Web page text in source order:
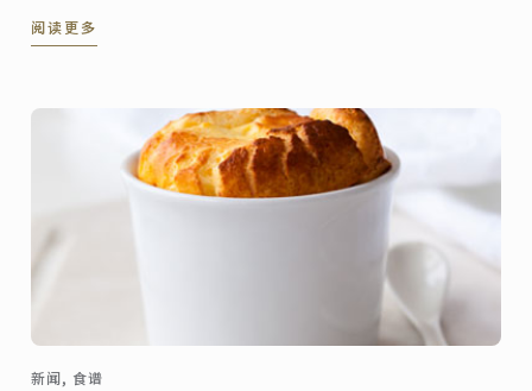
为大型宴会的配菜。
阅读更多
新闻, 食谱